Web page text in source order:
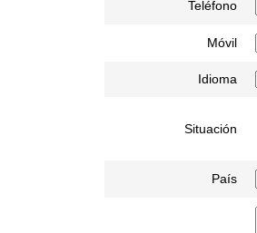
Teléfono
Móvil
Idioma
Situación
País